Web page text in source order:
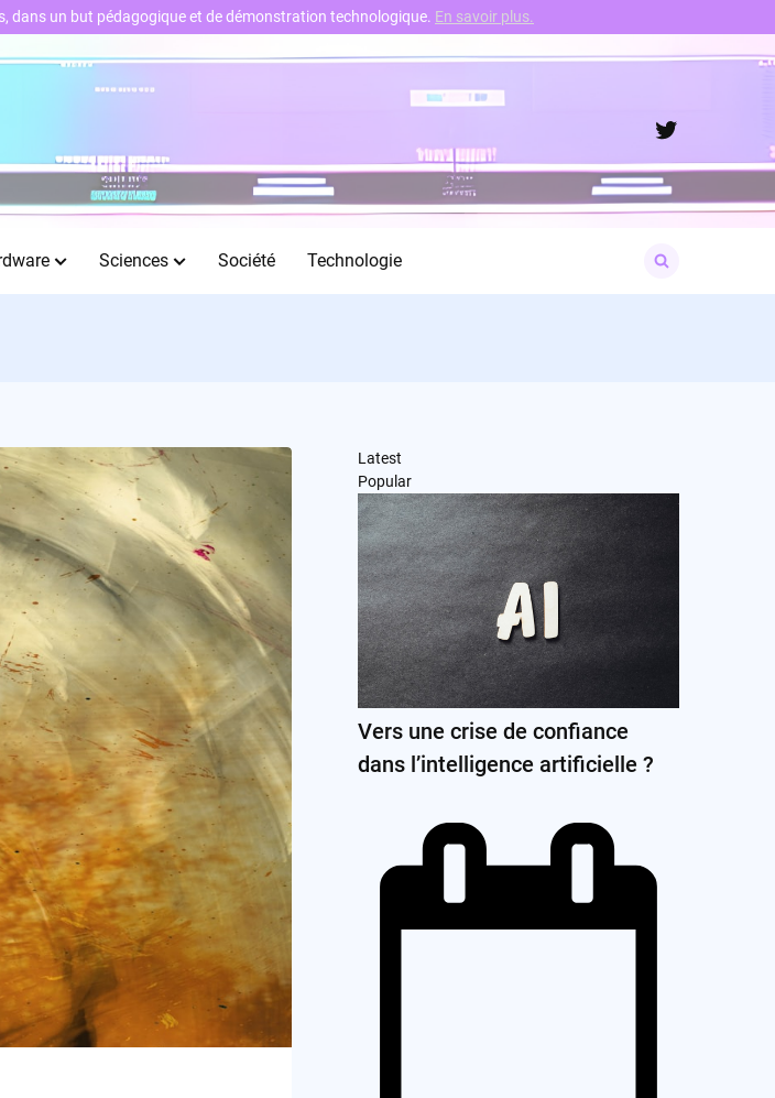
Twitter
Sciences Société Technologie
for:
Latest
Popular
Vers une crise de confiance
dans l’intelligence artificielle ?
dans un but pédagogique et de démonstration technologique. En savoir plus.